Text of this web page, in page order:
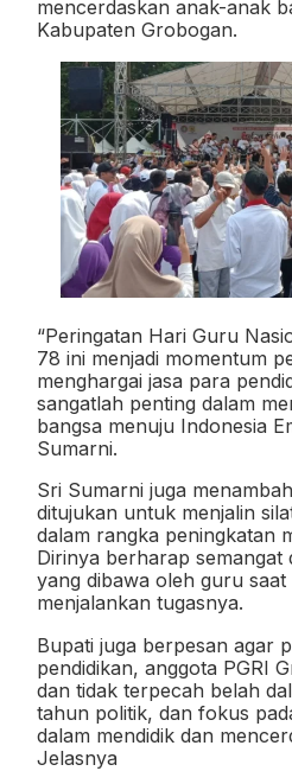
mencerdaskan anak-anak
Kabupaten Grobogan.
“Peringatan Hari Guru
78 ini menjadi momentum
menghargai jasa para
sangatlah penting dalam
bangsa menuju Indonesia
Sumarni.
Sri Sumarni juga
ditujukan untuk menjalin
dalam rangka peningkatan
Dirinya berharap semangat
yang dibawa oleh guru saat
menjalankan tugasnya.
Bupati juga berpesan agar
pendidikan, anggota PGRI
dan tidak terpecah belah
tahun politik, dan fokus
dalam mendidik dan
Jelasnya